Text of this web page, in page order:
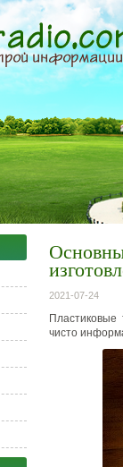
2021-07-24
Пластиковые
чисто